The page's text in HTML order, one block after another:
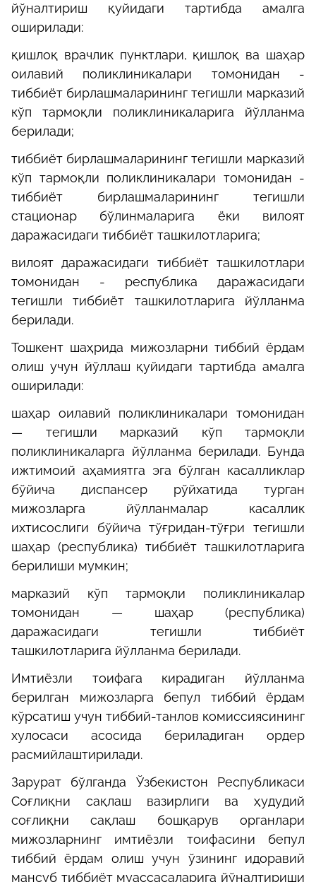
йўналтириш қуйидаги тартибда амалга
оширилади:
қишлоқ врачлик пунктлари, қишлоқ ва шаҳар
оилавий поликлиникалари томонидан ‑
тиббиёт бирлашмаларининг тегишли марказий
кўп тармоқли поликлиникаларига йўлланма
берилади;
тиббиёт бирлашмаларининг тегишли марказий
кўп тармоқли поликлиникалари томонидан ‑
тиббиёт бирлашмаларининг тегишли
стационар бўлинмаларига ёки вилоят
даражасидаги тиббиёт ташкилотларига;
вилоят даражасидаги тиббиёт ташкилотлари
томонидан ‑ республика даражасидаги
тегишли тиббиёт ташкилотларига йўлланма
берилади.
Тошкент шаҳрида мижозларни тиббий ёрдам
олиш учун йўллаш қуйидаги тартибда амалга
оширилади:
шаҳар оилавий поликлиникалари томонидан
— тегишли марказий кўп тармоқли
поликлиникаларга йўлланма берилади. Бунда
ижтимоий аҳамиятга эга бўлган касалликлар
бўйича диспансер рўйхатида турган
мижозларга йўлланмалар касаллик
ихтисослиги бўйича тўғридан-тўғри тегишли
шаҳар (республика) тиббиёт ташкилотларига
берилиши мумкин;
марказий кўп тармоқли поликлиникалар
томонидан — шаҳар (республика)
даражасидаги тегишли тиббиёт
ташкилотларига йўлланма берилади.
Имтиёзли тоифага кирадиган йўлланма
берилган мижозларга бепул тиббий ёрдам
кўрсатиш учун тиббий-танлов комиссиясининг
хулосаси асосида бериладиган ордер
расмийлаштирилади.
Зарурат бўлганда Ўзбекистон Республикаси
Соғлиқни сақлаш вазирлиги ва ҳудудий
соғлиқни сақлаш бошқарув органлари
мижозларнинг имтиёзли тоифасини бепул
тиббий ёрдам олиш учун ўзининг идоравий
мансуб тиббиёт муассасаларига йўналтириши